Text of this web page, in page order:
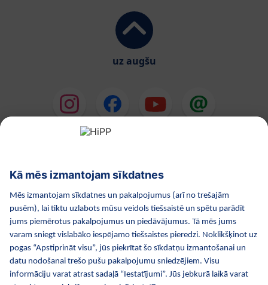
uz augšu
HiPP Mazuļa ēdināšana
HiPP Kosmētika
HiPP Grūtniecība
Privātuma politika
Lietošanas noteikumi
Izejošie dati
Par kompāniju HiPP Kontakti